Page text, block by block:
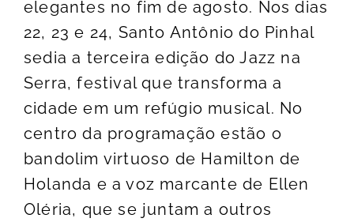
elegantes no fim de agosto. Nos dias
22, 23 e 24, Santo Antônio do Pinhal
sedia a terceira edição do Jazz na
Serra, festival que transforma a
cidade em um refúgio musical. No
centro da programação estão o
bandolim virtuoso de Hamilton de
Holanda e a voz marcante de Ellen
Oléria, que se juntam a outros